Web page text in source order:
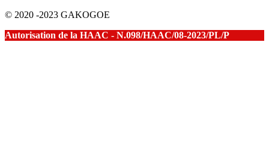
© 2020 -2023 GAKOGOE
Autorisation de la HAAC - N.098/HAAC/08-2023/PL/P